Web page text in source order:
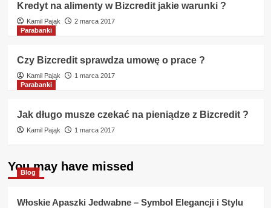
Kredyt na alimenty w Bizcredit jakie warunki ?
Kamil Pająk
2 marca 2017
Parabanki
Czy Bizcredit sprawdza umowę o prace ?
Kamil Pająk
1 marca 2017
Parabanki
Jak długo musze czekać na pieniądze z Bizcredit ?
Kamil Pająk 1 marca 2017
You may have missed
Blog
Włoskie Apaszki Jedwabne – Symbol Elegancji i Stylu